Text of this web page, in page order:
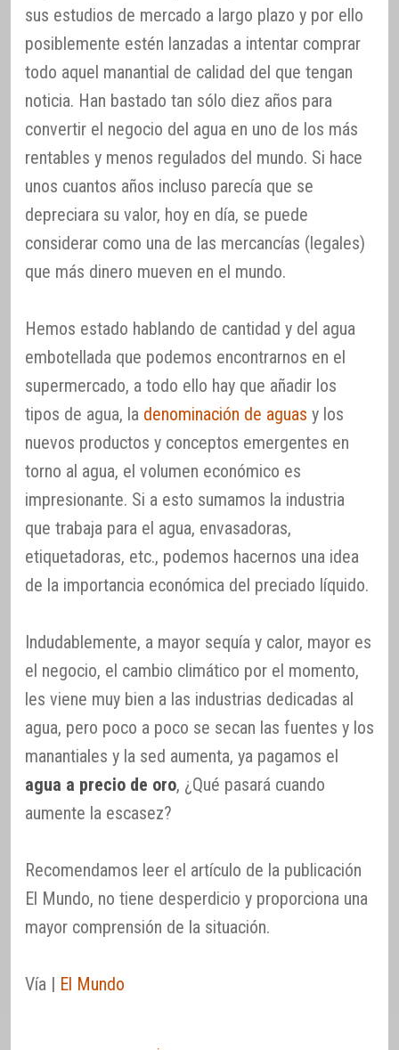
sus estudios de mercado a largo plazo y por ello
posiblemente estén lanzadas a intentar comprar
todo aquel manantial de calidad del que tengan
noticia. Han bastado tan sólo diez años para
convertir el negocio del agua en uno de los más
rentables y menos regulados del mundo. Si hace
unos cuantos años incluso parecía que se
depreciara su valor, hoy en día, se puede
considerar como una de las mercancías (legales)
que más dinero mueven en el mundo.
Hemos estado hablando de cantidad y del agua
embotellada que podemos encontrarnos en el
supermercado, a todo ello hay que añadir los
tipos de agua, la denominación de aguas y los
nuevos productos y conceptos emergentes en
torno al agua, el volumen económico es
impresionante. Si a esto sumamos la industria
que trabaja para el agua, envasadoras,
etiquetadoras, etc., podemos hacernos una idea
de la importancia económica del preciado líquido.
Indudablemente, a mayor sequía y calor, mayor es
el negocio, el cambio climático por el momento,
les viene muy bien a las industrias dedicadas al
agua, pero poco a poco se secan las fuentes y los
manantiales y la sed aumenta, ya pagamos el
agua a precio de oro, ¿Qué pasará cuando
aumente la escasez?
Recomendamos leer el artículo de la publicación
El Mundo, no tiene desperdicio y proporciona una
mayor comprensión de la situación.
Vía | El Mundo